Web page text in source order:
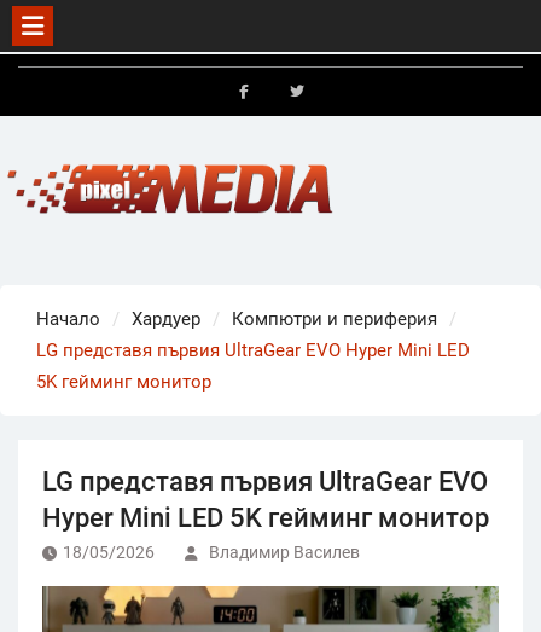
Skip
Начало Хардуер
Компютри и периферия
LG представя първия UltraGear EVO Hyper Mini LED
5K гейминг монитор
LG представя първия UltraGear EVO
Hyper Mini LED 5K гейминг монитор
18/05/2026 Владимир Василев